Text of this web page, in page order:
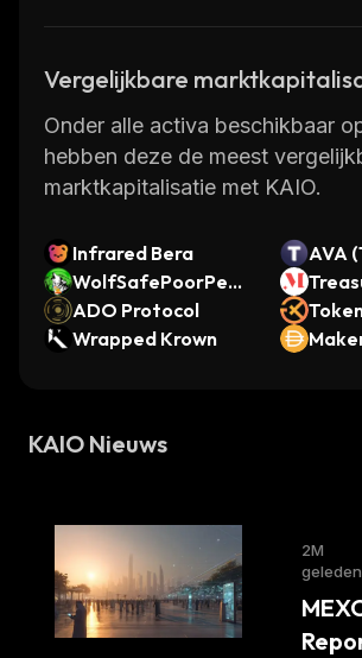
Vergelijkbare
Onder alle activa beschikbaar
hebben deze de meest
marktkapitalisatie met KAIO.
Infrared Bera
AVA
WolfSafePoorPeop
le
ADO Protocol
Wrapped Krown
KAIO Nieuws
2M
geleden